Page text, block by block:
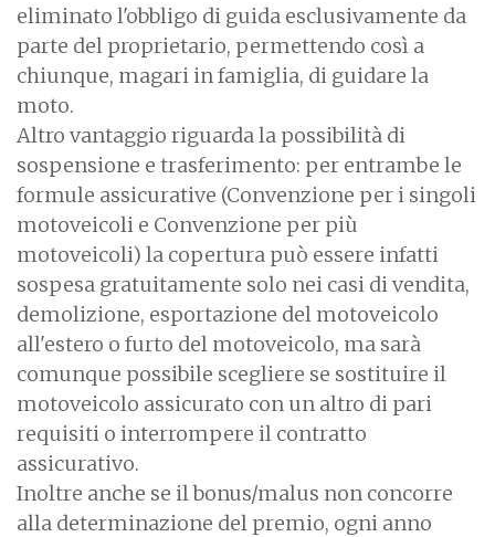
eliminato l'obbligo di guida esclusivamente da
parte del proprietario, permettendo così a
chiunque, magari in famiglia, di guidare la
moto.
Altro vantaggio riguarda la possibilità di
sospensione e trasferimento: per entrambe le
formule assicurative (Convenzione per i singoli
motoveicoli e Convenzione per più
motoveicoli) la copertura può essere infatti
sospesa gratuitamente solo nei casi di vendita,
demolizione, esportazione del motoveicolo
all'estero o furto del motoveicolo, ma sarà
comunque possibile scegliere se sostituire il
motoveicolo assicurato con un altro di pari
requisiti o interrompere il contratto
assicurativo.
Inoltre anche se il bonus/malus non concorre
alla determinazione del premio, ogni anno